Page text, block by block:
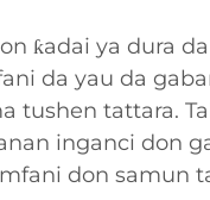
ƙadai ya dura
da yau da
tushen tattara.
inganci don
don samun